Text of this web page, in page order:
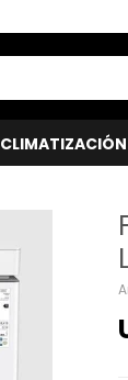
CLIMATIZACIÓN